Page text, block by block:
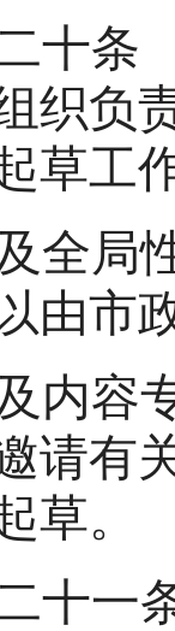
条
织负
草工
局性
由市
容专
请有
草。
一